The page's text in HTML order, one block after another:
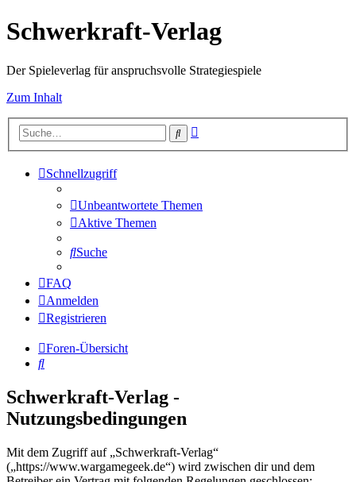
Schwerkraft-Verlag
Der Spieleverlag für anspruchsvolle Strategiespiele
Zum Inhalt
Suche
Schnellzugriff
Unbeantwortete Themen
Aktive Themen
Suche
FAQ
Anmelden
Registrieren
Foren-Übersicht
Suche
Schwerkraft-Verlag -
Nutzungsbedingungen
Mit dem Zugriff auf „Schwerkraft-Verlag“
(„https://www.wargamegeek.de“) wird zwischen dir und dem